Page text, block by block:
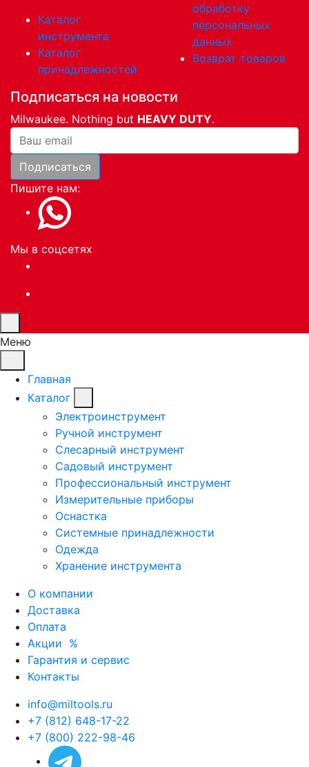
Каталог
инструмента
Каталог
принадлежностей
обработку
персональных
данных
Возврат товаров
Подписаться на новости
Milwaukee. Nothing but HEAVY DUTY.
Ваша почта
Подписаться
Пишите нам:
Мы в соцсетях
Меню
Главная
Каталог
Электроинструмент
Ручной инструмент
Слесарный инструмент
Садовый инструмент
Профессиональный инструмент
Измерительные приборы
Оснастка
Системные принадлежности
Одежда
Хранение инструмента
О компании
Доставка
Оплата
Акции %
Гарантия и сервис
Контакты
info@miltools.ru
+7 (812) 648-17-22
+7 (800) 222-98-46